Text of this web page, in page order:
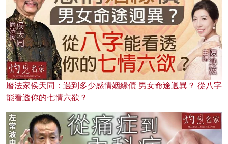
曆法家侯天同：遇到多少感情姻緣債 男女命途迥異？ 從八字
能看透你的七情六欲？